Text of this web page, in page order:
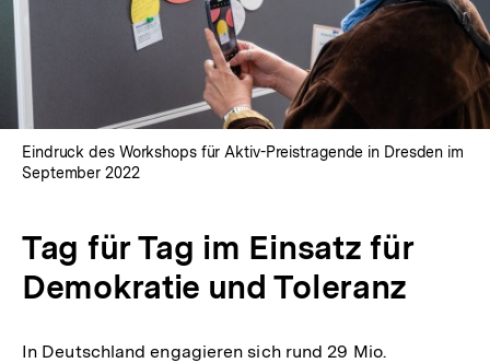
öffnen
Eindruck des Workshops für Aktiv-Preistragende in Dresden im
September 2022
Tag für Tag im Einsatz für
Demokratie und Toleranz
In Deutschland engagieren sich rund 29 Mio.